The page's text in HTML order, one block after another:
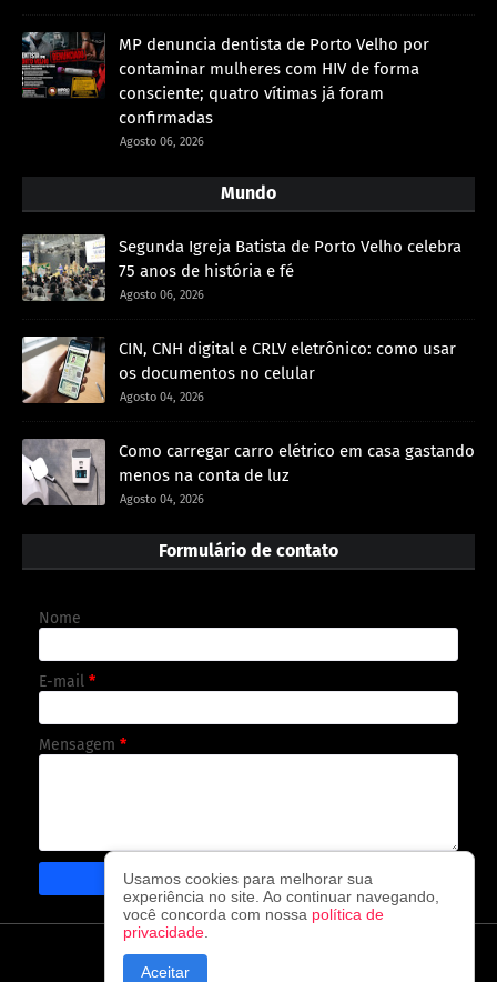
MP denuncia dentista de Porto Velho por
contaminar mulheres com HIV de forma
consciente; quatro vítimas já foram
confirmadas
Agosto 06, 2026
Mundo
Segunda Igreja Batista de Porto Velho celebra
75 anos de história e fé
Agosto 06, 2026
CIN, CNH digital e CRLV eletrônico: como usar
os documentos no celular
Agosto 04, 2026
Como carregar carro elétrico em casa gastando
menos na conta de luz
Agosto 04, 2026
Formulário de contato
Nome
E-mail *
Mensagem *
CAPA CONTATO
Usamos cookies para melhorar sua
experiência no site. Ao continuar navegando,
você concorda com nossa política de
privacidade
Aceitar